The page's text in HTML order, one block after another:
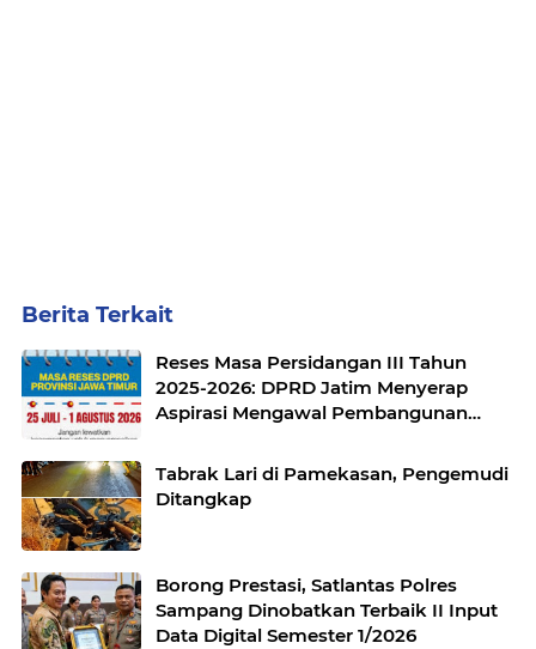
Berita Terkait
Reses Masa Persidangan III Tahun
2025-2026: DPRD Jatim Menyerap
Aspirasi Mengawal Pembangunan
Tabrak Lari di Pamekasan, Pengemudi
Ditangkap
Borong Prestasi, Satlantas Polres
Sampang Dinobatkan Terbaik II Input
Data Digital Semester 1/2026